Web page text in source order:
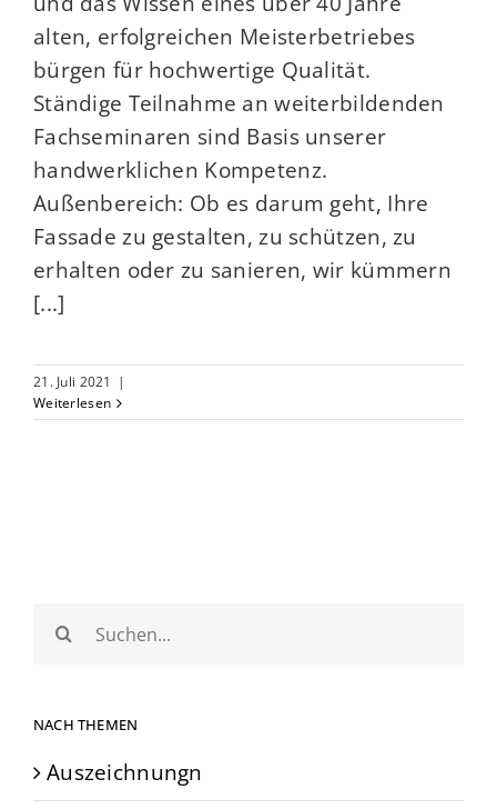
alten, erfolgreichen Meisterbetriebes
bürgen für hochwertige Qualität.
Ständige Teilnahme an weiterbildenden
Fachseminaren sind Basis unserer
handwerklichen Kompetenz.
Außenbereich: Ob es darum geht, Ihre
Fassade zu gestalten, zu schützen, zu
erhalten oder zu sanieren, wir kümmern
[...]
21. Juli 2021
|
Weiterlesen
Suche
nach:
NACH THEMEN
Auszeichnungn